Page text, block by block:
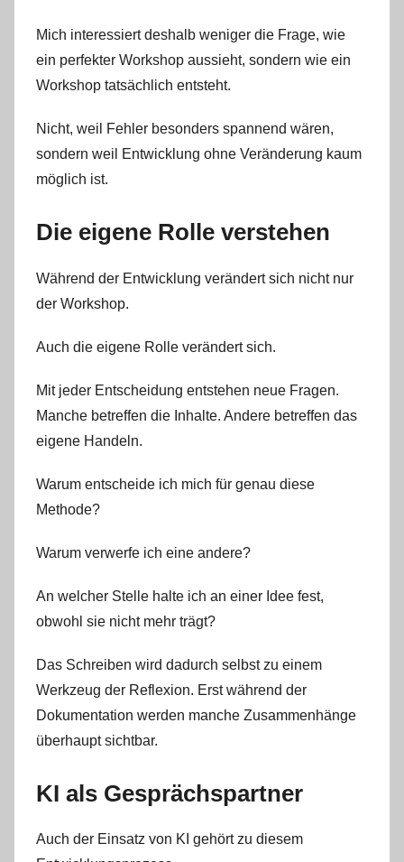
Mich interessiert deshalb weniger die Frage, wie
ein perfekter Workshop aussieht, sondern wie ein
Workshop tatsächlich entsteht.
Nicht, weil Fehler besonders spannend wären,
sondern weil Entwicklung ohne Veränderung kaum
möglich ist.
Die eigene Rolle verstehen
Während der Entwicklung verändert sich nicht nur
der Workshop.
Auch die eigene Rolle verändert sich.
Mit jeder Entscheidung entstehen neue Fragen.
Manche betreffen die Inhalte. Andere betreffen das
eigene Handeln.
Warum entscheide ich mich für genau diese
Methode?
Warum verwerfe ich eine andere?
An welcher Stelle halte ich an einer Idee fest,
obwohl sie nicht mehr trägt?
Das Schreiben wird dadurch selbst zu einem
Werkzeug der Reflexion. Erst während der
Dokumentation werden manche Zusammenhänge
überhaupt sichtbar.
KI als Gesprächspartner
Auch der Einsatz von KI gehört zu diesem